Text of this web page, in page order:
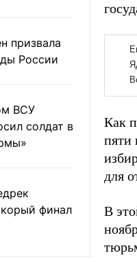
призвала
России
ВСУ
солдат в
финал
Как
пяти
для
В